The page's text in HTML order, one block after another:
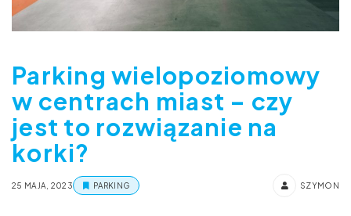
Parking wielopoziomowy
w centrach miast – czy
jest to rozwiązanie na
korki?
25 MAJA, 2023 PARKING SZYMON